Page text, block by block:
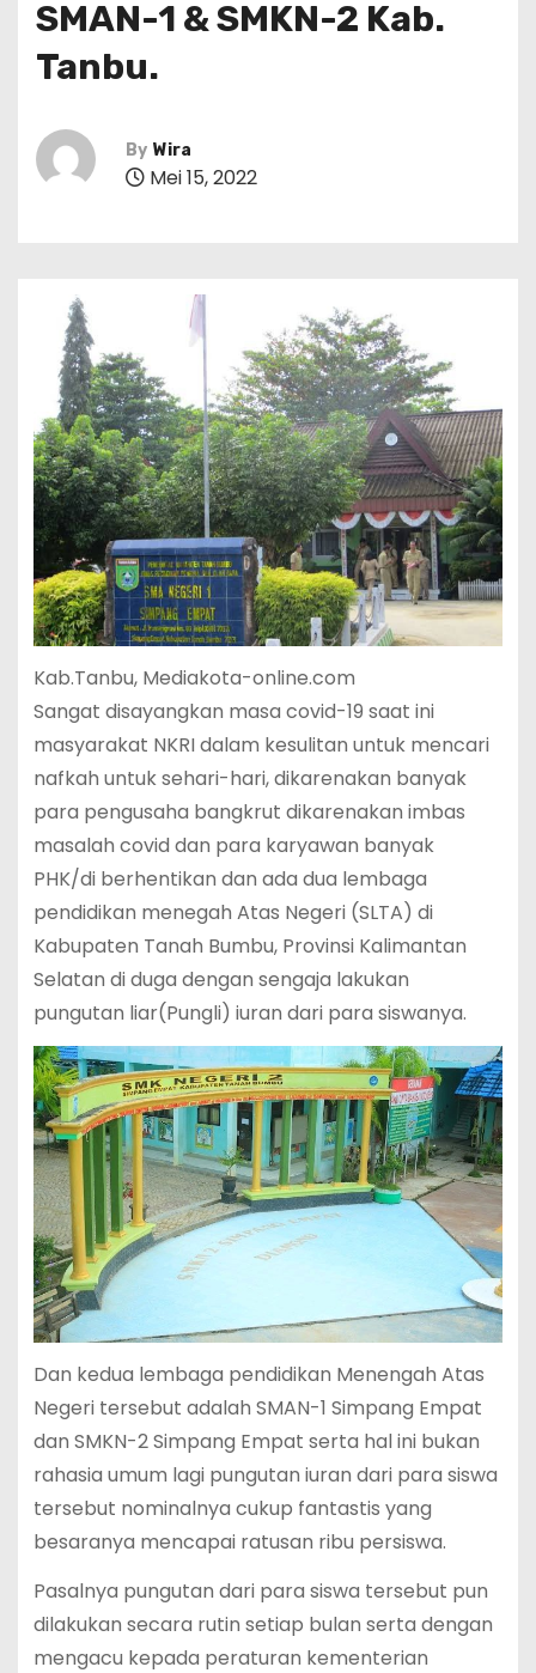
SMAN-1 & SMKN-2 Kab.
Tanbu.
By Wira
Mei 15, 2022
Kab.Tanbu, Mediakota-online.com
Sangat disayangkan masa covid-19 saat ini
masyarakat NKRI dalam kesulitan untuk mencari
nafkah untuk sehari-hari, dikarenakan banyak
para pengusaha bangkrut dikarenakan imbas
masalah covid dan para karyawan banyak
PHK/di berhentikan dan ada dua lembaga
pendidikan menegah Atas Negeri (SLTA) di
Kabupaten Tanah Bumbu, Provinsi Kalimantan
Selatan di duga dengan sengaja lakukan
pungutan liar(Pungli) iuran dari para siswanya.
Dan kedua lembaga pendidikan Menengah Atas
Negeri tersebut adalah SMAN-1 Simpang Empat
dan SMKN-2 Simpang Empat serta hal ini bukan
rahasia umum lagi pungutan iuran dari para siswa
tersebut nominalnya cukup fantastis yang
besaranya mencapai ratusan ribu persiswa.
Pasalnya pungutan dari para siswa tersebut pun
dilakukan secara rutin setiap bulan serta dengan
mengacu kepada peraturan kementerian